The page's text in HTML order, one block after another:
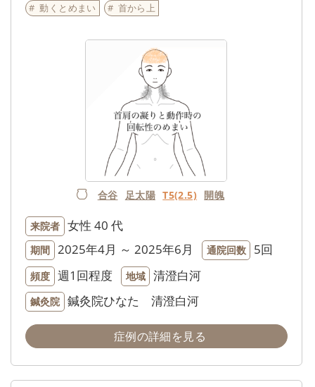
動くとめまい 首から上
合谷 足太陽 T5(2.5) 開魄
来院者 女性 40 代
期間 2025年4月 ～ 2025年6月 通院回数 5回
頻度 週1回程度 地域 清澄白河
鍼灸院 鍼灸院ひなた 清澄白河
症例の詳細を見る